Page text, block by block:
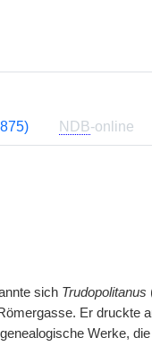
NDB-online
sich Trudopolitanus
Er druckte
Werke,